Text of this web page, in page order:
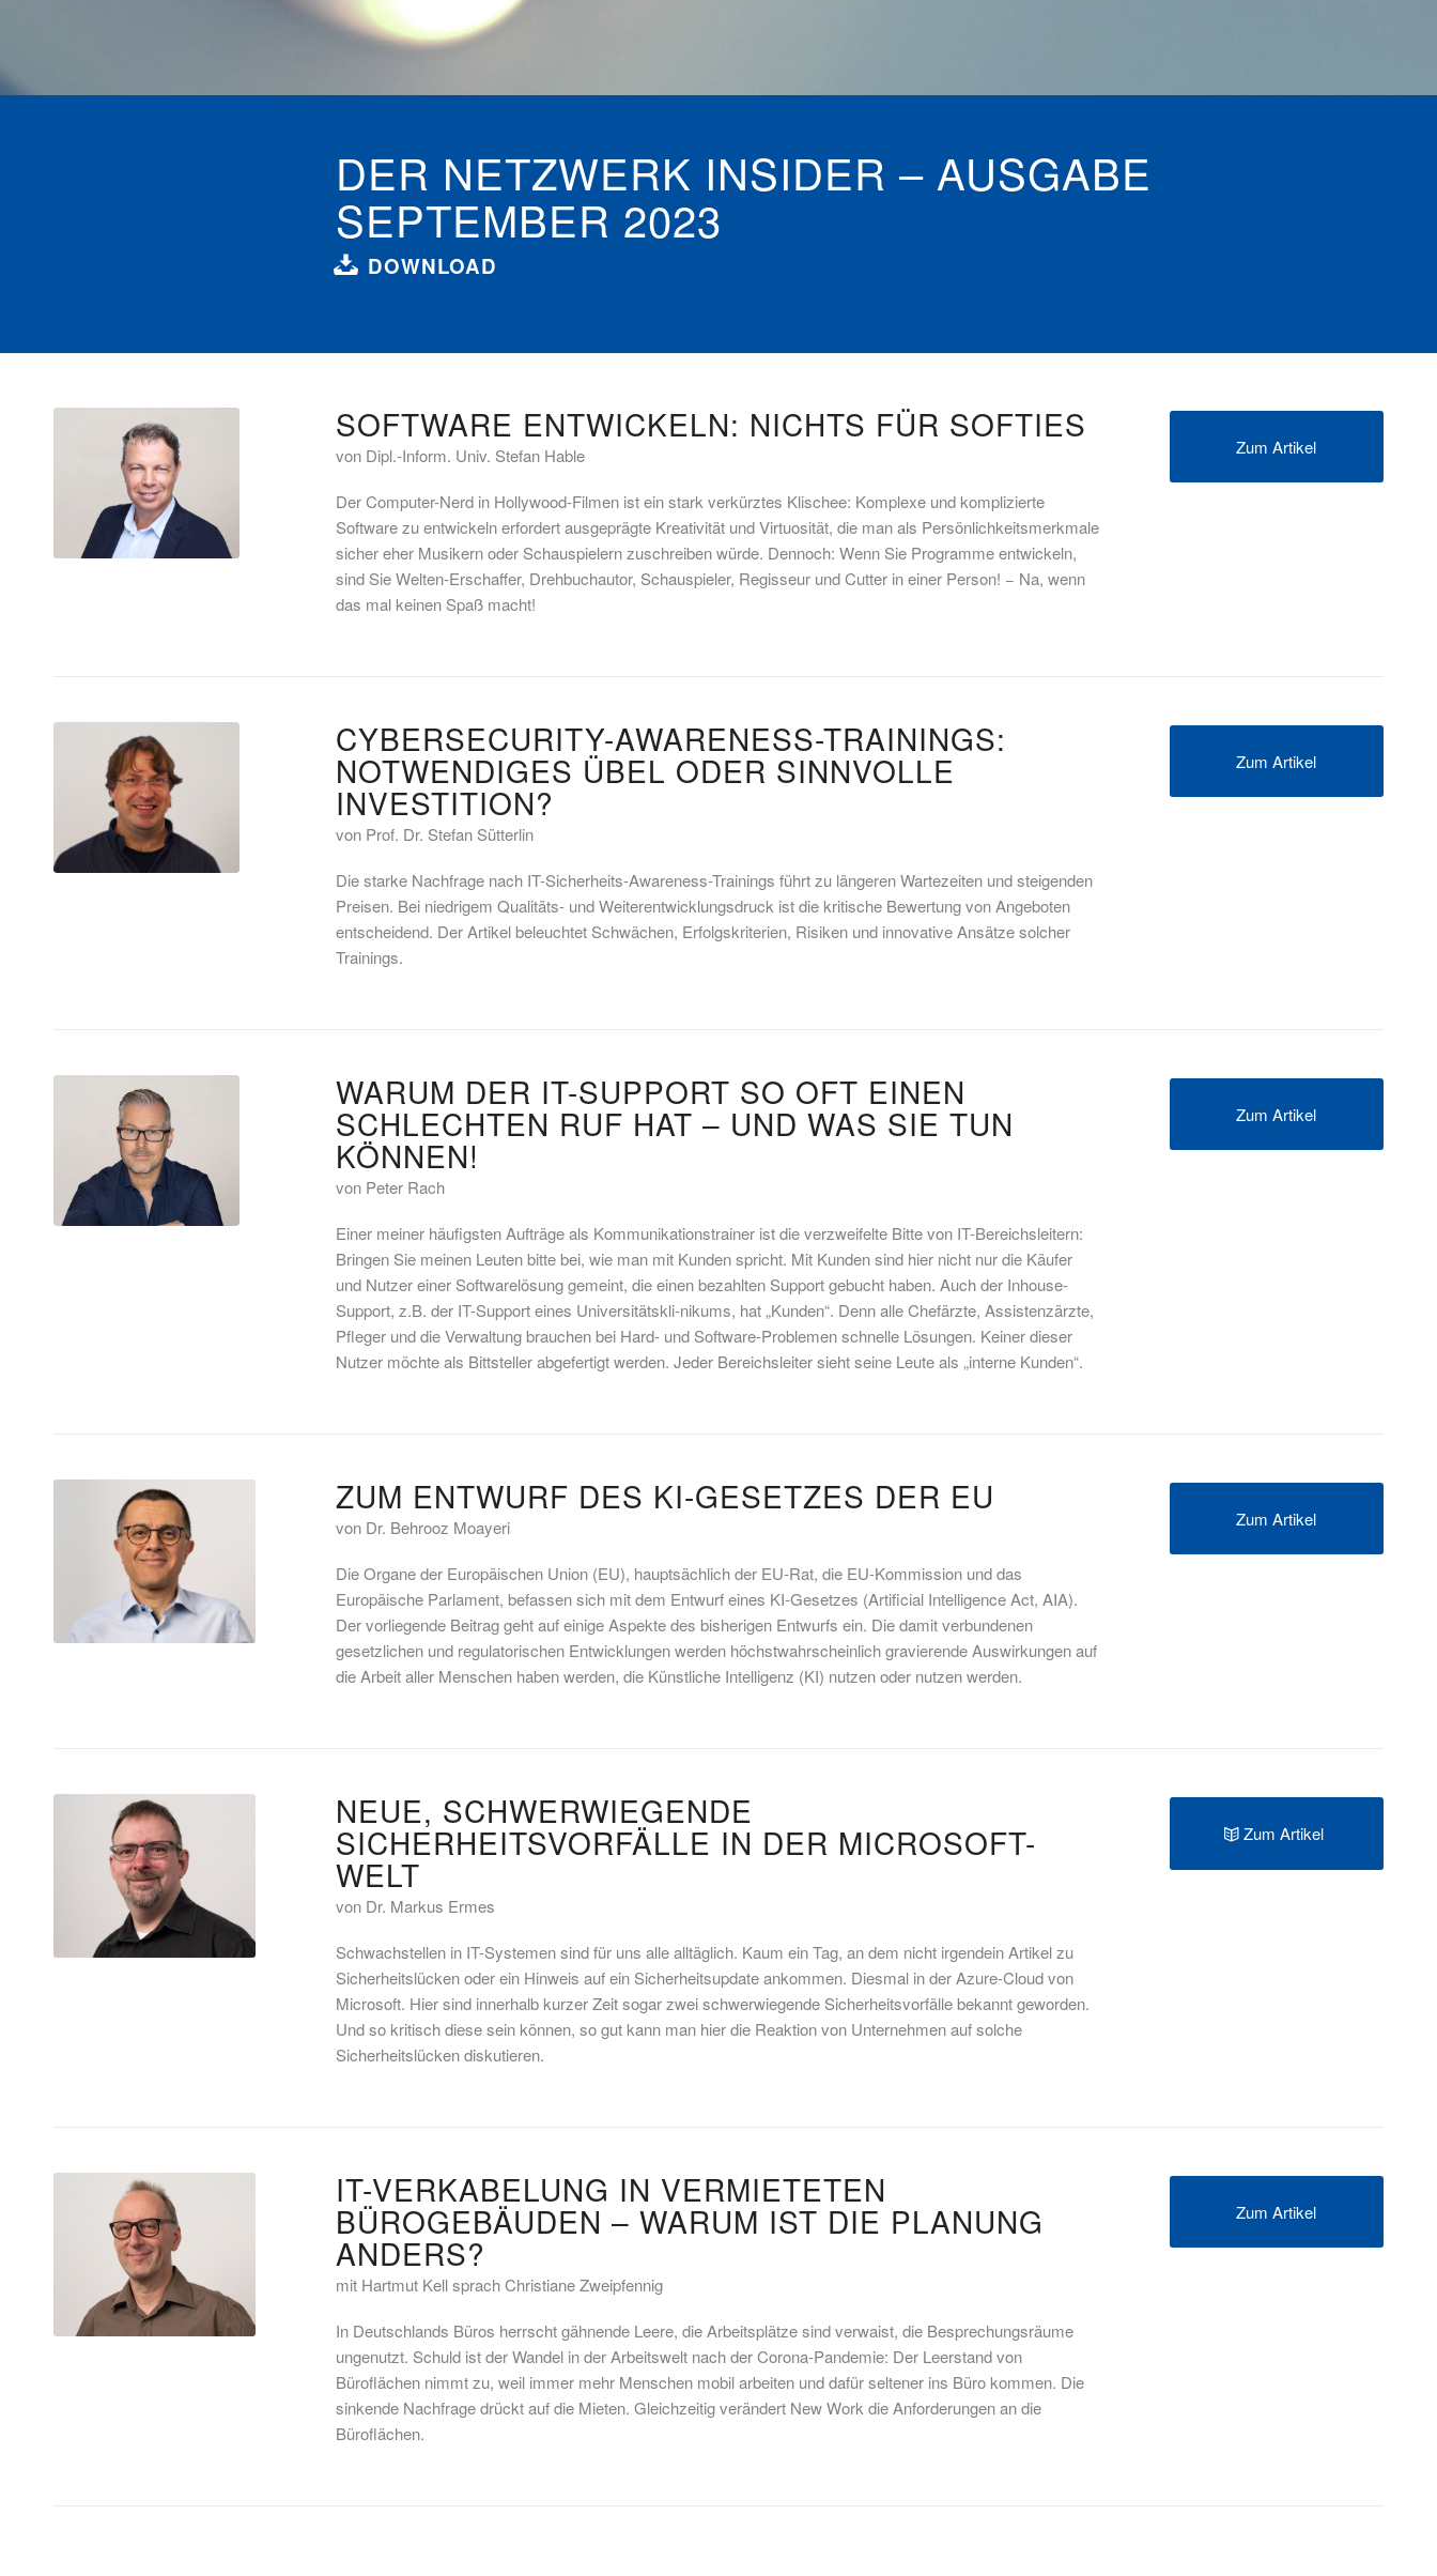
DER NETZWERK INSIDER – AUSGABE
SEPTEMBER 2023
DOWNLOAD
SOFTWARE ENTWICKELN: NICHTS FÜR SOFTIES
von Dipl.-Inform. Univ. Stefan Hable
Der Computer-Nerd in Hollywood-Filmen ist ein stark verkürztes Klischee: Komplexe und komplizierte
Software zu entwickeln erfordert ausgeprägte Kreativität und Virtuosität, die man als Persönlichkeitsmerkmale
sicher eher Musikern oder Schauspielern zuschreiben würde. Dennoch: Wenn Sie Programme entwickeln,
sind Sie Welten-Erschaffer, Drehbuchautor, Schauspieler, Regisseur und Cutter in einer Person! − Na, wenn
das mal keinen Spaß macht!
Zum Artikel
CYBERSECURITY-AWARENESS-TRAININGS:
NOTWENDIGES ÜBEL ODER SINNVOLLE
INVESTITION?
von Prof. Dr. Stefan Sütterlin
Die starke Nachfrage nach IT-Sicherheits-Awareness-Trainings führt zu längeren Wartezeiten und steigenden
Preisen. Bei niedrigem Qualitäts- und Weiterentwicklungsdruck ist die kritische Bewertung von Angeboten
entscheidend. Der Artikel beleuchtet Schwächen, Erfolgskriterien, Risiken und innovative Ansätze solcher
Trainings.
Zum Artikel
WARUM DER IT-SUPPORT SO OFT EINEN
SCHLECHTEN RUF HAT – UND WAS SIE TUN
KÖNNEN!
von Peter Rach
Einer meiner häufigsten Aufträge als Kommunikationstrainer ist die verzweifelte Bitte von IT-Bereichsleitern:
Bringen Sie meinen Leuten bitte bei, wie man mit Kunden spricht. Mit Kunden sind hier nicht nur die Käufer
und Nutzer einer Softwarelösung gemeint, die einen bezahlten Support gebucht haben. Auch der Inhouse-
Support, z.B. der IT-Support eines Universitätskli-nikums, hat „Kunden“. Denn alle Chefärzte, Assistenzärzte,
Pfleger und die Verwaltung brauchen bei Hard- und Software-Problemen schnelle Lösungen. Keiner dieser
Nutzer möchte als Bittsteller abgefertigt werden. Jeder Bereichsleiter sieht seine Leute als „interne Kunden“.
Zum Artikel
ZUM ENTWURF DES KI-GESETZES DER EU
von Dr. Behrooz Moayeri
Die Organe der Europäischen Union (EU), hauptsächlich der EU-Rat, die EU-Kommission und das
Europäische Parlament, befassen sich mit dem Entwurf eines KI-Gesetzes (Artificial Intelligence Act, AIA).
Der vorliegende Beitrag geht auf einige Aspekte des bisherigen Entwurfs ein. Die damit verbundenen
gesetzlichen und regulatorischen Entwicklungen werden höchstwahrscheinlich gravierende Auswirkungen auf
die Arbeit aller Menschen haben werden, die Künstliche Intelligenz (KI) nutzen oder nutzen werden.
Zum Artikel
NEUE, SCHWERWIEGENDE
SICHERHEITSVORFÄLLE IN DER MICROSOFT-
WELT
von Dr. Markus Ermes
Schwachstellen in IT-Systemen sind für uns alle alltäglich. Kaum ein Tag, an dem nicht irgendein Artikel zu
Sicherheitslücken oder ein Hinweis auf ein Sicherheitsupdate ankommen. Diesmal in der Azure-Cloud von
Microsoft. Hier sind innerhalb kurzer Zeit sogar zwei schwerwiegende Sicherheitsvorfälle bekannt geworden.
Und so kritisch diese sein können, so gut kann man hier die Reaktion von Unternehmen auf solche
Sicherheitslücken diskutieren.
Zum Artikel
IT-VERKABELUNG IN VERMIETETEN
BÜROGEBÄUDEN – WARUM IST DIE PLANUNG
ANDERS?
mit Hartmut Kell sprach Christiane Zweipfennig
In Deutschlands Büros herrscht gähnende Leere, die Arbeitsplätze sind verwaist, die Besprechungsräume
ungenutzt. Schuld ist der Wandel in der Arbeitswelt nach der Corona-Pandemie: Der Leerstand von
Büroflächen nimmt zu, weil immer mehr Menschen mobil arbeiten und dafür seltener ins Büro kommen. Die
sinkende Nachfrage drückt auf die Mieten. Gleichzeitig verändert New Work die Anforderungen an die
Büroflächen.
Zum Artikel